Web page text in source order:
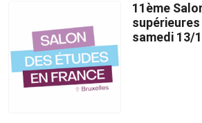
11ème
samedi 13/